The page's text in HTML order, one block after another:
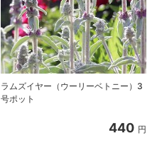
ラムズイヤー（ウーリーベトニー）3
号ポット
440 円